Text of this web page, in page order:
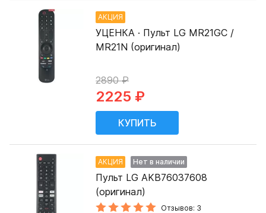
АКЦИЯ
УЦЕНКА · Пульт LG MR21GC /
MR21N (оригинал)
2890 ₽
2225 ₽
АКЦИЯ Нет в наличии
Пульт LG AKB76037608
(оригинал)
Отзывов: 3